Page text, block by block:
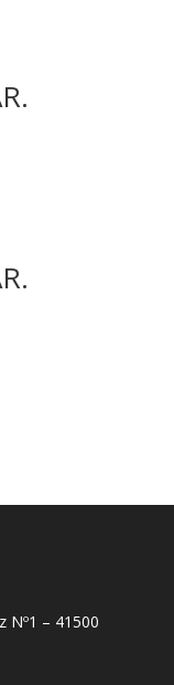
Nº1 – 41500